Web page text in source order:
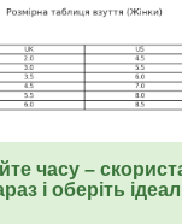
часу –
і оберіть